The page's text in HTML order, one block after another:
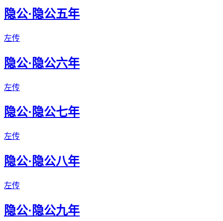
隐公·隐公五年
左传
隐公·隐公六年
左传
隐公·隐公七年
左传
隐公·隐公八年
左传
隐公·隐公九年